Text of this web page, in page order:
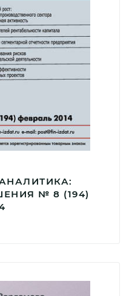
№ 8 (194)